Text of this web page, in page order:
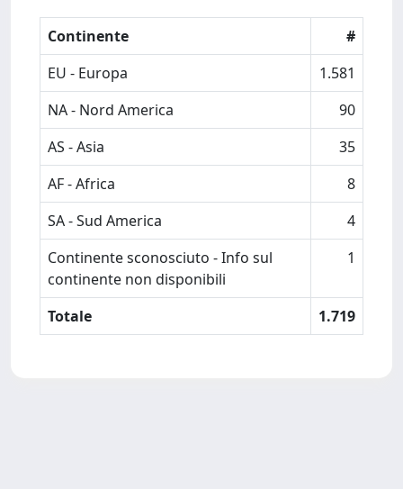
Continente
#
EU - Europa
1.581
NA - Nord America
90
AS - Asia
35
AF - Africa
8
SA - Sud America
4
Continente sconosciuto - Info sul
continente non disponibili
1
Totale 1.719